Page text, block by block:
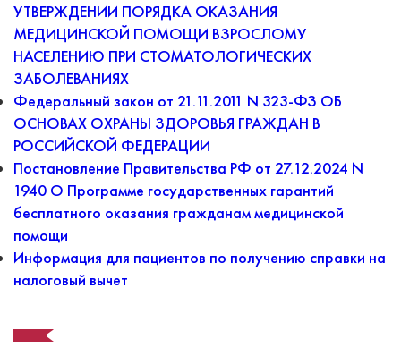
УТВЕРЖДЕНИИ ПОРЯДКА ОКАЗАНИЯ
МЕДИЦИНСКОЙ ПОМОЩИ ВЗРОСЛОМУ
НАСЕЛЕНИЮ ПРИ СТОМАТОЛОГИЧЕСКИХ
ЗАБОЛЕВАНИЯХ
Федеральный закон от 21.11.2011 N 323-ФЗ ОБ
ОСНОВАХ ОХРАНЫ ЗДОРОВЬЯ ГРАЖДАН В
РОССИЙСКОЙ ФЕДЕРАЦИИ
Постановление Правительства РФ от 27.12.2024 N
1940 О Программе государственных гарантий
бесплатного оказания гражданам медицинской
помощи
Информация для пациентов по получению справки на
налоговый вычет